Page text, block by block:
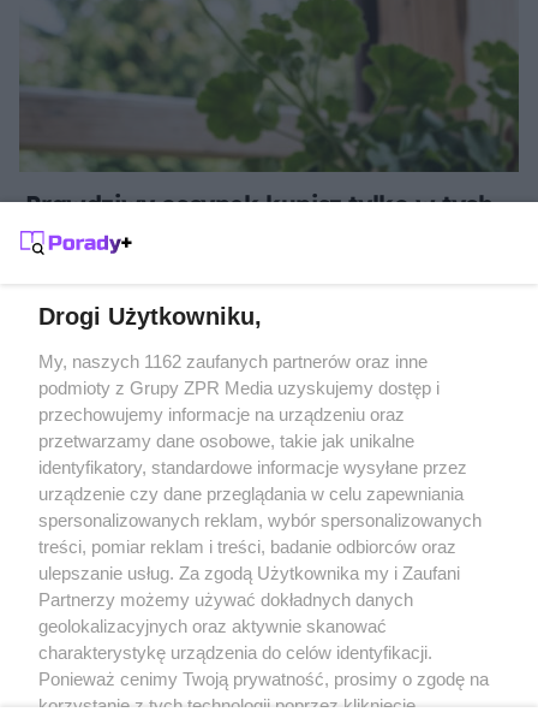
Prawdziwy oscypek kupisz tylko w tych
miesiącach. Po tym poznasz, że
Żaden utwór zamieszczony w serwisie nie może być powielany i
rozpowszechniany lub dalej rozpowszechniany w jakikolwiek sposób
(w tym także elektroniczny lub mechaniczny) na jakimkolwiek polu
eksploatacji w jakiejkolwiek formie, włącznie z umieszczaniem w
Internecie bez pisemnej zgody właściciela praw. Jakiekolwiek użycie
lub wykorzystanie utworów w całości lub w części z naruszeniem
prawa, tzn. bez właściwej zgody, jest zabronione pod groźbą kary i
może być ścigane prawnie.
Informacje prawne
Drogi Użytkowniku,
My, naszych 1162 zaufanych partnerów oraz inne
podmioty z Grupy ZPR Media uzyskujemy dostęp i
przechowujemy informacje na urządzeniu oraz
przetwarzamy dane osobowe, takie jak unikalne
identyfikatory, standardowe informacje wysyłane przez
urządzenie czy dane przeglądania w celu zapewniania
spersonalizowanych reklam, wybór spersonalizowanych
treści, pomiar reklam i treści, badanie odbiorców oraz
ulepszanie usług. Za zgodą Użytkownika my i Zaufani
Partnerzy możemy używać dokładnych danych
geolokalizacyjnych oraz aktywnie skanować
charakterystykę urządzenia do celów identyfikacji.
Ponieważ cenimy Twoją prywatność, prosimy o zgodę na
korzystanie z tych technologii poprzez kliknięcie